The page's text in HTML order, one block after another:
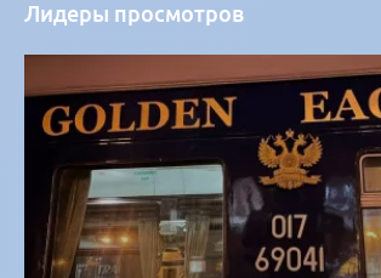
Лидеры просмотров